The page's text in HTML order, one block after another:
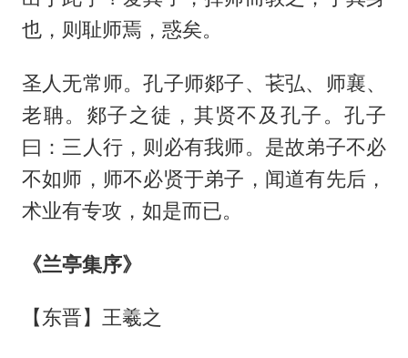
也，则耻师焉，惑矣。
圣人无常师。孔子师郯子、苌弘、师襄、
老聃。郯子之徒，其贤不及孔子。孔子
曰：三人行，则必有我师。是故弟子不必
不如师，师不必贤于弟子，闻道有先后，
术业有专攻，如是而已。
《兰亭集序》
【东晋】王羲之